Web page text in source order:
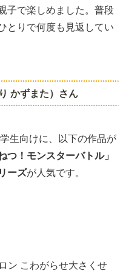
子で楽しめました。普段
とりで何度も見返してい
かずまた）さん
生向けに、以下の作品が
つ！モンスターバトル」
ーズが人気です。
ン こわがらせ大さくせ